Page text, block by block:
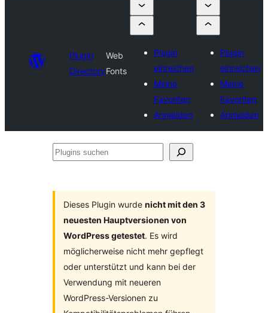
Plugin
Directory
Web
Fonts
Plugin
einreichen
Meine
Favoriten
Anmelden
Plugin
einreichen
Meine
Favoriten
Anmelden
Plugins
Dieses Plugin wurde nicht mit den 3
neuesten Hauptversionen von
WordPress getestet. Es wird
möglicherweise nicht mehr gepflegt
oder unterstützt und kann bei der
Verwendung mit neueren
WordPress-Versionen zu